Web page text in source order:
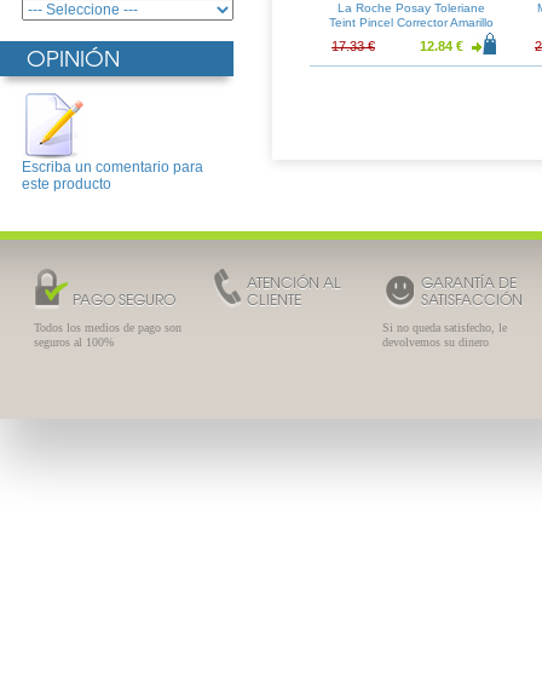
OPINIÓN
Escriba un comentario para
este producto
Oral 15ml
3.36 €
Audispray Junior
10.20 € 7.56 €
La Roche Posay Toleriane
Teint Pincel Corrector Amarillo
17.33 € 12.84 €
PAGO SEGURO
Todos los medios de pago son
seguros al 100%
ATENCIÓN AL
CLIENTE
GARANTÍA DE
SATISFACCIÓN
Si no queda satisfecho, le
devolvemos su dinero